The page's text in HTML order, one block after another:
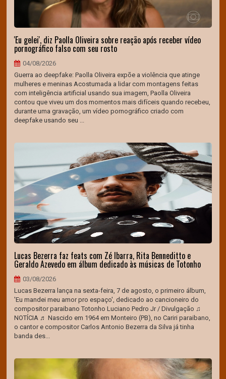
'Eu gelei', diz Paolla Oliveira sobre reação após receber vídeo
pornográfico falso com seu rosto
04/08/2026
Guerra ao deepfake: Paolla Oliveira expõe a violência que atinge
mulheres e meninas Acostumada a lidar com montagens feitas
com inteligência artificial usando sua imagem, Paolla Oliveira
contou que viveu um dos momentos mais difíceis quando recebeu,
durante uma gravação, um vídeo pornográfico criado com
deepfake usando seu ...
Lucas Bezerra faz feats com Zé Ibarra, Rita Benneditto e
Geraldo Azevedo em álbum dedicado às músicas de Totonho
03/08/2026
Lucas Bezerra lança na sexta-feira, 7 de agosto, o primeiro álbum,
'Eu mandei meu amor pro espaço', dedicado ao cancioneiro do
compositor paraibano Totonho Luciano Pedro Jr / Divulgação ♫
NOTÍCIA ♬ Nascido em 1964 em Monteiro (PB), no Cariri paraibano,
o cantor e compositor Carlos Antonio Bezerra da Silva já tinha
banda des...